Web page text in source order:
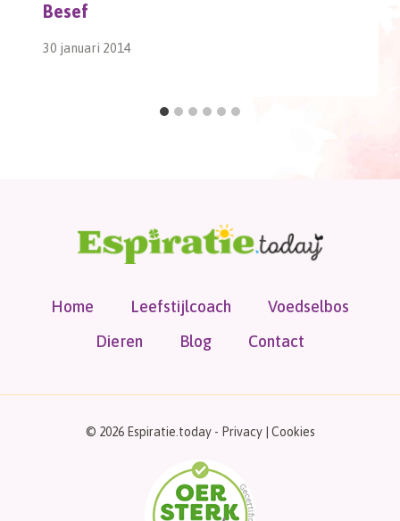
Besef
30 januari 2014
Home Leefstijlcoach
Voedselbos
Dieren
Blog Contact
© 2026 Espiratie.today - Privacy| Cookies